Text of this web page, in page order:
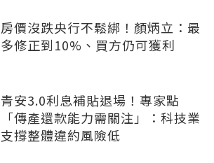
房價沒跌央行不鬆綁！顏炳立：最
多修正到10%、買方仍可獲利
青安3.0利息補貼退場！專家點
「傳產還款能力需關注」：科技業
支撐整體違約風險低